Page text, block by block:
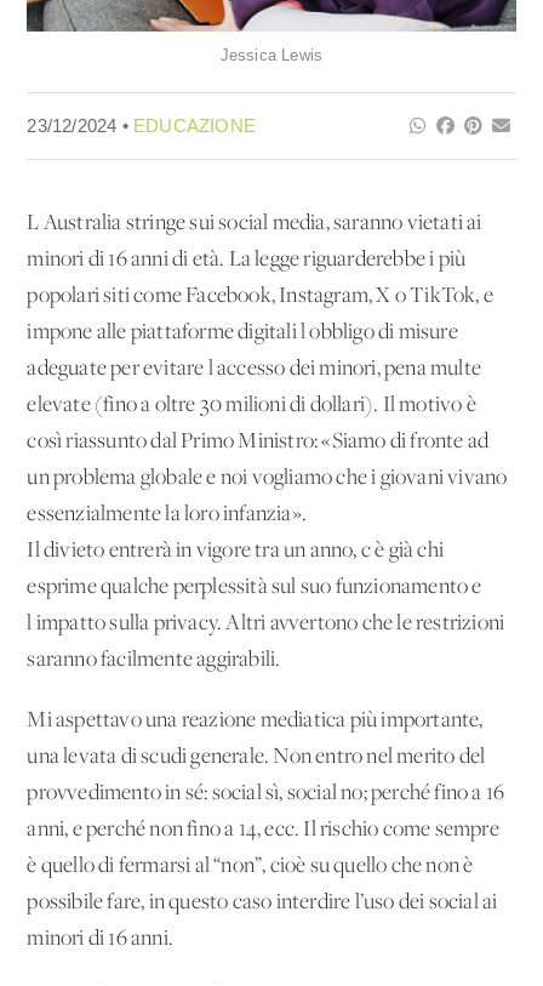
Jessica Lewis
23/12/2024 • EDUCAZIONE
L'Australia stringe sui social media, saranno vietati ai
minori di 16 anni di età. La legge riguarderebbe i più
popolari siti come Facebook, Instagram, X o TikTok, e
impone alle piattaforme digitali l'obbligo di misure
adeguate per evitare l'accesso dei minori, pena multe
elevate (fino a oltre 30 milioni di dollari). Il motivo è
così riassunto dal Primo Ministro: «Siamo di fronte ad
un problema globale e noi vogliamo che i giovani vivano
essenzialmente la loro infanzia».
Il divieto entrerà in vigore tra un anno, c'è già chi
esprime qualche perplessità sul suo funzionamento e
l'impatto sulla privacy. Altri avvertono che le restrizioni
saranno facilmente aggirabili.
Mi aspettavo una reazione mediatica più importante,
una levata di scudi generale. Non entro nel merito del
provvedimento in sé: social sì, social no; perché fino a 16
anni, e perché non fino a 14, ecc. Il rischio come sempre
è quello di fermarsi al “non”, cioè su quello che non è
possibile fare, in questo caso interdire l’uso dei social ai
minori di 16 anni.